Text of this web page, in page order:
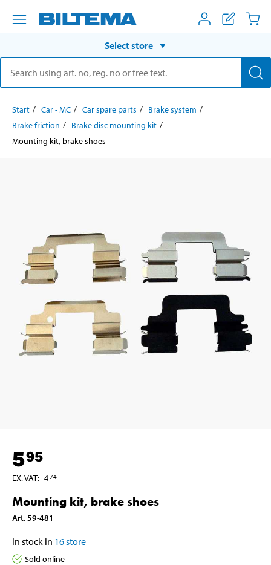
Select store
Start Car - MC Car spare parts
Brake system
Brake friction
Brake disc mounting kit
Mounting kit, brake shoes
595
EX. VAT: 474
Mounting kit, brake shoes
Art. 59-481
In stock in 16store
Sold online